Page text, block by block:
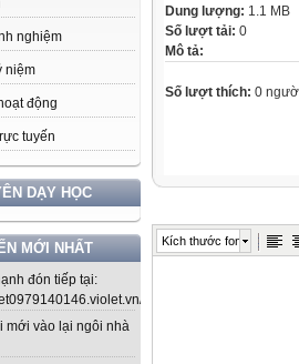
nghiệm
niệm
động
tuyến
DẠY HỌC
MỚI NHẤT
đón tiếp tại:
...
mới vào lại ngôi nhà
Dung lượng: 1.1 MB
Số lượt tải: 0
Mô tả:
Số lượt thích: 0
Kích thước font